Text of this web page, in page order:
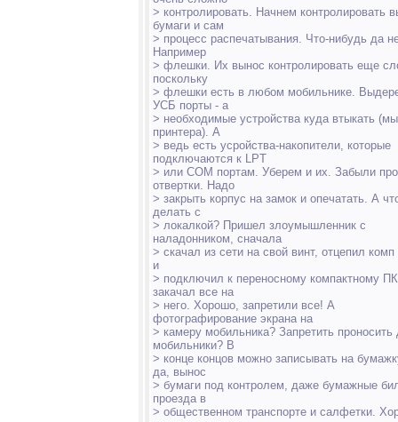
> контролировать. Начнем контролировать
бумаги и сам
> процесс распечатывания. Что-нибудь да
Например
> флешки. Их вынос контролировать еще
поскольку
> флешки есть в любом мобильнике.
УСБ порты - а
> необходимые устройства куда втыкать
принтера). А
> ведь есть усройства-накопители, которые
подключаются к LPT
> или COM портам. Уберем и их. Забыли про
отвертки. Надо
> закрыть корпус на замок и опечатать. А
делать с
> локалкой? Пришел злоумышленник с
наладонником, сначала
> скачал из сети на свой винт, отцепил комп
и
> подключил к переносному компактному
закачал все на
> него. Хорошо, запретили все! А
фотографирование экрана на
> камеру мобильника? Запретить проносить
мобильники? В
> конце концов можно записывать на
да, вынос
> бумаги под контролем, даже бумажные
проезда в
> общественном транспорте и салфетки.